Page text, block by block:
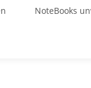
NoteBooks